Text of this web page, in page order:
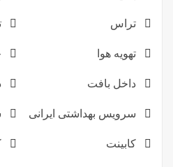
تراس
تهویه هوا
داخل بافت
سرویس بهداشتی ایرانی
کابینت